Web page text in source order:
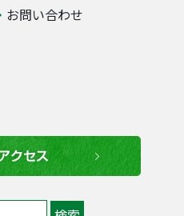
お問い合わせ